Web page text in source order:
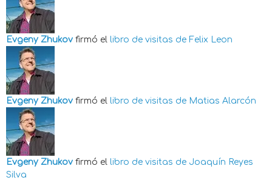
Evgeny Zhukov firmó el libro de visitas de Felix Leon
Evgeny Zhukov firmó el libro de visitas de Matias Alarcón
Evgeny Zhukov firmó el libro de visitas de Joaquín Reyes
Silva